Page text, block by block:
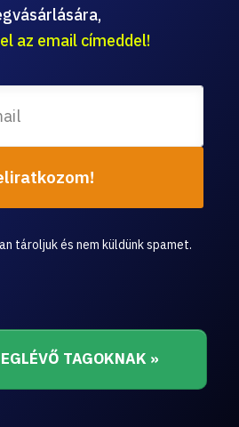
az email címeddel!
tároljuk és nem küldünk spamet.
TAGOKNAK »